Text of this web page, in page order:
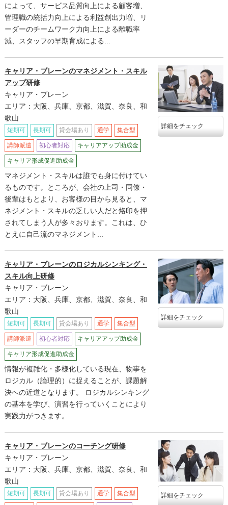
によって、サービス品質向上による顧客増、
管理職の統括力向上による利益創出力増、リ
ーダーのチームワーク力向上による離職率
減、スタッフの早期育成による...
キャリア・ブレーンのマネジメント・スキル
アップ研修
キャリア・ブレーン
エリア：大阪、兵庫、京都、滋賀、奈良、和
歌山
短期可 長期可 貸会場あり 通学 集合型
講師派遣 初心者対応 キャリアアップ助成金
キャリア形成促進助成金
マネジメント・スキルは誰でも身に付けてい
るものです。ところが、会社の上司・同僚・
後輩はもとより、お客様の目から見ると、マ
ネジメント・スキルの乏しい人だと烙印を押
されてしまう人が多々おります。これは、ひ
とえに自己流のマネジメント...
詳細をチェック
キャリア・ブレーンのロジカルシンキング・
スキル向上研修
キャリア・ブレーン
エリア：大阪、兵庫、京都、滋賀、奈良、和
歌山
短期可 長期可 貸会場あり 通学 集合型
講師派遣 初心者対応 キャリアアップ助成金
キャリア形成促進助成金
情報が複雑化・多様化している現在、物事を
ロジカル（論理的）に捉えることが、課題解
決への近道となります。 ロジカルシンキング
の基本を学び、演習を行っていくことにより
実践力がつきます。
詳細をチェック
キャリア・ブレーンのコーチング研修
キャリア・ブレーン
エリア：大阪、兵庫、京都、滋賀、奈良、和
歌山
短期可 長期可 貸会場あり 通学 集合型 詳細をチェック